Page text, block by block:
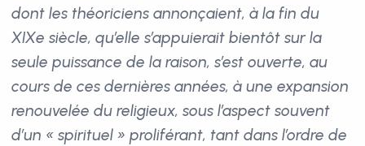
dont les théoriciens annonçaient, à la fin du
XIXe siècle, qu’elle s’appuierait bientôt sur la
seule puissance de la raison, s’est ouverte, au
cours de ces dernières années, à une expansion
renouvelée du religieux, sous l’aspect souvent
d’un « spirituel » proliférant, tant dans l’ordre de